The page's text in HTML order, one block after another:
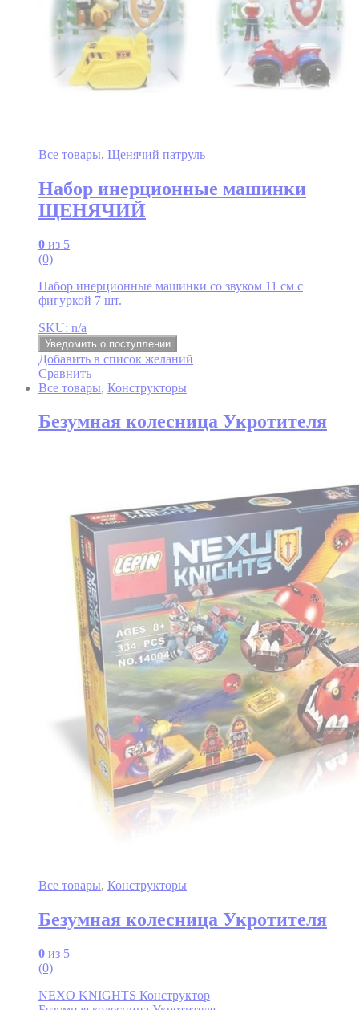
Все товары, Щенячий патруль
Набор инерционные машинки
ЩЕНЯЧИЙ
0 из 5
(0)
Набор инерционные машинки со звуком 11 см с
фигуркой 7 шт.
SKU: n/a
Уведомить о поступлении
Добавить в список желаний
Сравнить
Все товары, Конструкторы
Безумная колесница Укротителя
Все товары, Конструкторы
Безумная колесница Укротителя
0 из 5
(0)
NEXO KNIGHTS Конструктор